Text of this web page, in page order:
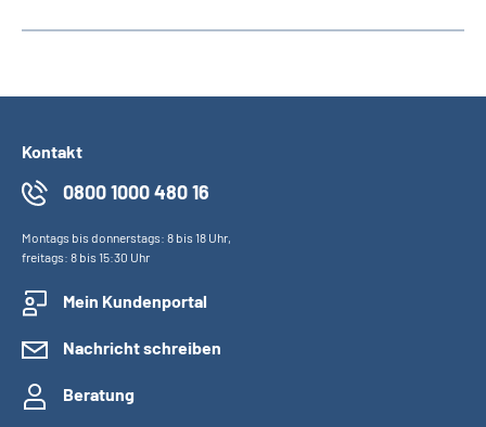
Kontakt
0800 1000 480 16
Montags bis donnerstags: 8 bis 18 Uhr,
freitags: 8 bis 15:30 Uhr
Mein Kundenportal
Nachricht schreiben
Beratung